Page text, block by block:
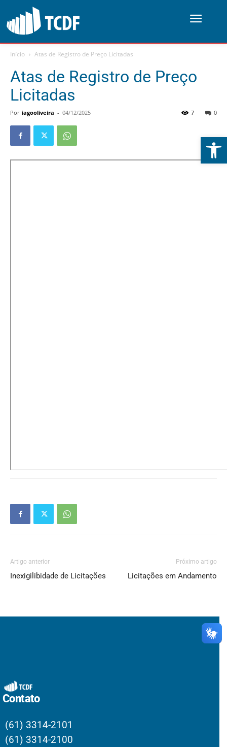
Abrir
Início Atas de Registro de Preço Licitadas
Atas de Registro de Preço
Licitadas
Por iagooliveira - 04/12/2025 0
7
Artigo anterior
Inexigilibidade de Licitações
Próximo artigo
Licitações em Andamento
Contato
(61) 3314-2101
(61) 3314-2100